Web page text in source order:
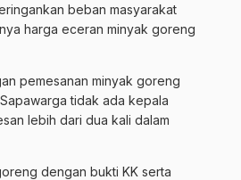
beban masyarakat
harga eceran minyak goreng
pemesanan minyak goreng
tidak ada kepala
lebih dari dua kali dalam
dengan bukti KK serta